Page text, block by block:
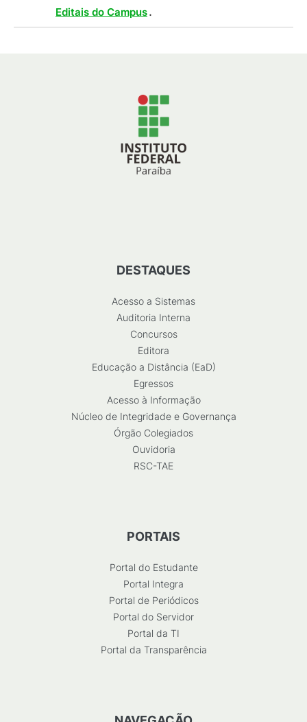
Editais do Campus.
DESTAQUES
Acesso a Sistemas
Auditoria Interna
Concursos
Editora
Educação a Distância (EaD)
Egressos
Acesso à Informação
Núcleo de Integridade e Governança
Órgão Colegiados
Ouvidoria
RSC-TAE
PORTAIS
Portal do Estudante
Portal Integra
Portal de Periódicos
Portal do Servidor
Portal da TI
Portal da Transparência